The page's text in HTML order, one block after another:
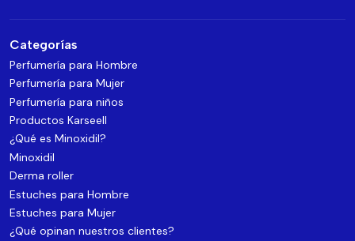
Categorías
Perfumería para Hombre
Perfumería para Mujer
Perfumería para niños
Productos Karseell
¿Qué es Minoxidil?
Minoxidil
Derma roller
Estuches para Hombre
Estuches para Mujer
¿Qué opinan nuestros clientes?